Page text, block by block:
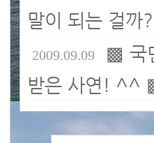
말이 되는 걸
2009.09.09 ▩ 국
받은 사연! ^^